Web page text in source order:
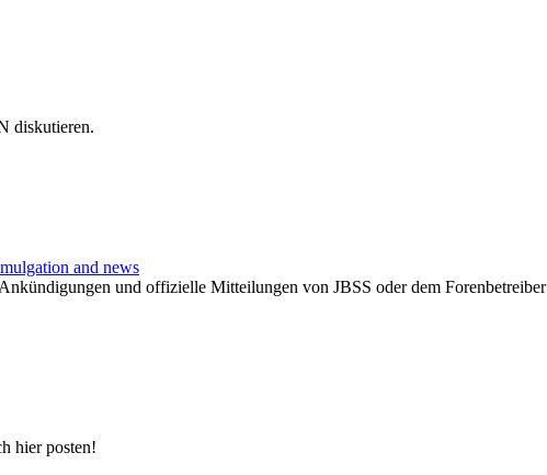
diskutieren.
and news
und offizielle Mitteilungen von JBSS oder dem Forenbetreiber
hier posten!